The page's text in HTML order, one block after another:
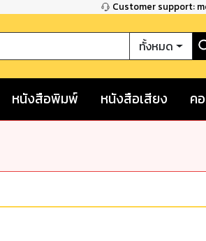
Customer support:
ทั้งหมด
หนังสือพิมพ์ หนังสือเสียง ค